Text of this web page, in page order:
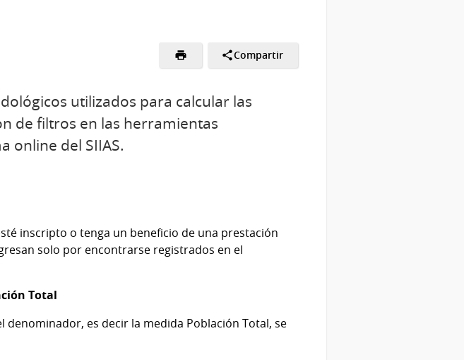
Compartir
utilizados para calcular las
de filtros en las herramientas
online del SIIAS.
inscripto o tenga un beneficio de una prestación
solo por encontrarse registrados en el
Total
es decir la medida Población Total, se